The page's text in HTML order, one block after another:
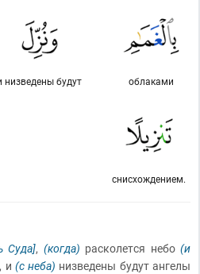
облаками
низведены будут
снисхождением.
Суда], (когда) расколется небо (и
и (с неба) низведены будут ангелы